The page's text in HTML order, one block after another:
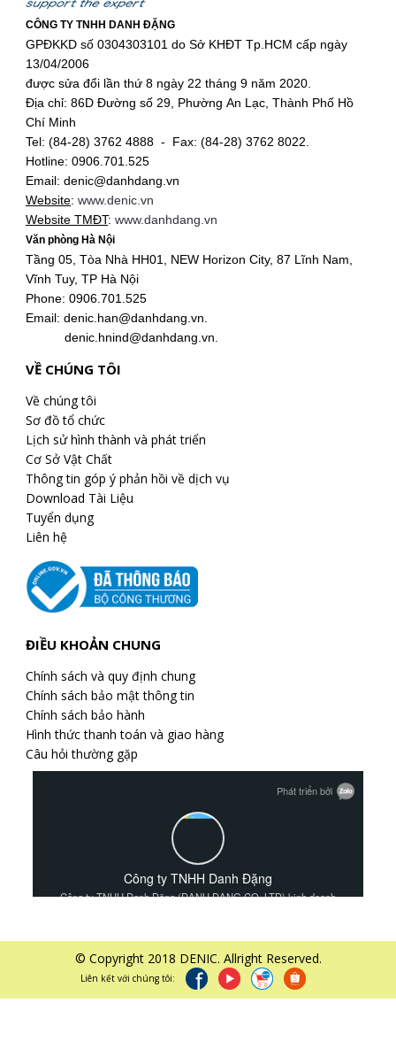
CÔNG TY TNHH DANH ĐẶNG
GPĐKKD số 0304303101 do Sở KHĐT Tp.HCM cấp ngày
13/04/2006
được sửa đổi lần thứ 8 ngày 22 tháng 9 năm 2020.
Địa chỉ: 86D Đường số 29, Phường An Lạc, Thành Phố Hồ
Chí Minh
Tel: (84-28) 3762 4888 - Fax: (84-28) 3762 8022.
Hotline: 0906.701.525
Email: denic@danhdang.vn
Website: www.denic.vn
Website TMĐT: www.danhdang.vn
Văn phòng Hà Nội
Tầng 05, Tòa Nhà HH01, NEW Horizon City, 87 Lĩnh Nam,
Vĩnh Tuy, TP Hà Nội
Phone: 0906.701.525
Email: denic.han@danhdang.vn.
denic.hnind@danhdang.vn.
VỀ CHÚNG TÔI
Về chúng tôi
Sơ đồ tổ chức
Lịch sử hình thành và phát triển
Cơ Sở Vật Chất
Thông tin góp ý phản hồi về dịch vụ
Download Tài Liệu
Tuyển dụng
Liên hệ
ĐIỀU KHOẢN CHUNG
Chính sách và quy định chung
Chính sách bảo mật thông tin
Chính sách bảo hành
Hình thức thanh toán và giao hàng
Câu hỏi thường gặp
© Copyright 2018 DENIC. Allright Reserved.
Liên kết với chúng tôi: